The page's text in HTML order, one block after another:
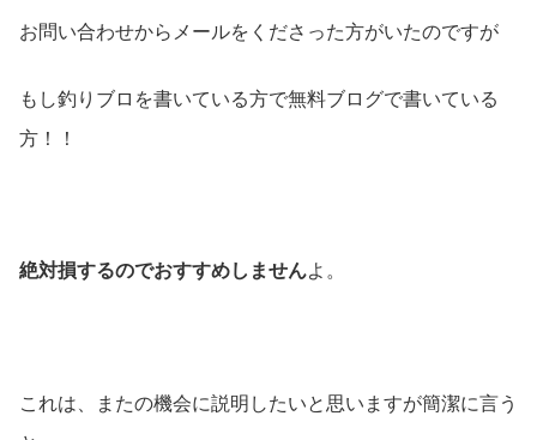
お問い合わせからメールをくださった方がいたのですが
もし釣りブロを書いている方で無料ブログで書いている
方！！
絶対損するのでおすすめしませんよ。
これは、またの機会に説明したいと思いますが簡潔に言う